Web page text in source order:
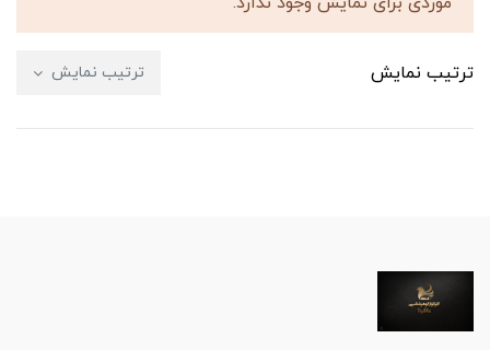
ترتیب نمایش ترتیب نمایش